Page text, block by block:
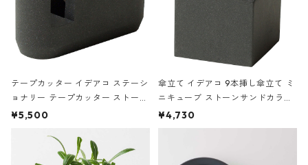
テープカッター イデアコ ステーシ
ョナリー テープカッター ストーン
サンドカラー 石調 ideaco Station
¥5,500
傘立て イデアコ 9本挿し傘立て ミ
ニキューブ ストーンサンドカラー
石調 ideaco Umbrella Stand CUB
E ストーンサンドブラック
¥4,730